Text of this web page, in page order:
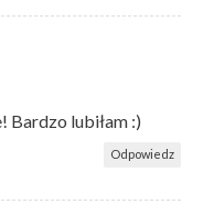
Bardzo lubiłam :)
Odpowiedz